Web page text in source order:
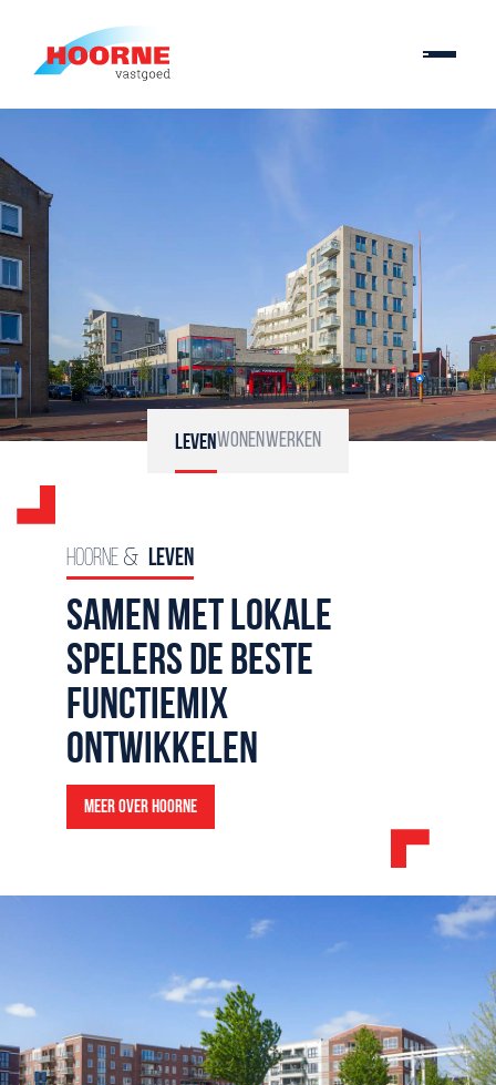
Hoorne & Leven
Samen met lokale
spelers de beste
functiemix
ontwikkelen
Meer over Hoorne
Hoorne & Wonen
Haarlem, New Harlem
Hoorne & Werken
Bekijk ons pand
Leven WonenWerken